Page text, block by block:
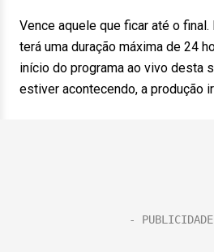
Vence aquele que ficar até o final.
terá uma duração máxima de 24
início do programa ao vivo desta
estiver acontecendo, a produção